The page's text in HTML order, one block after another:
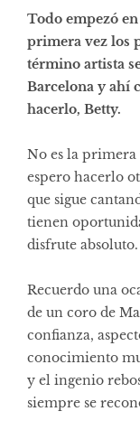
Todo empezó
primera vez los
término artista
Barcelona y ahí
hacerlo, Betty.
No es la primera
espero hacerlo
que sigue
tienen
disfrute
Recuerdo una
de un coro de
confianza,
conocimiento
y el ingenio
siempre se